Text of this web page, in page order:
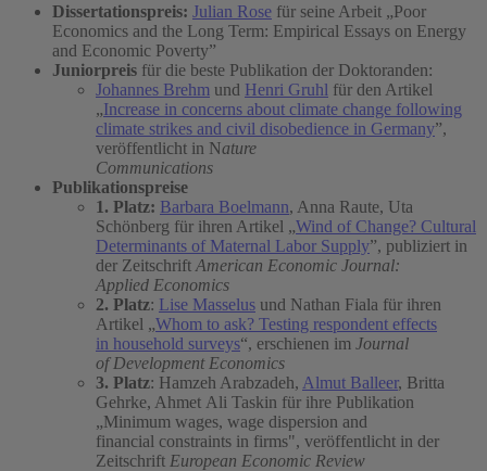
Dissertationspreis: Julian Rose für seine Arbeit „Poor
Economics and the Long Term: Empirical Essays on Energy
and Economic Poverty”
Juniorpreis für die beste Publikation der Doktoranden:
Johannes Brehm und Henri Gruhl für den Artikel
„Increase in concerns about climate change following
climate strikes and civil disobedience in Germany”,
veröffentlicht in Nature
Communications
Publikationspreise
1. Platz: Barbara Boelmann, Anna Raute, Uta
Schönberg für ihren Artikel „Wind of Change? Cultural
Determinants of Maternal Labor Supply”, publiziert in
der Zeitschrift American Economic Journal:
Applied Economics
2. Platz: Lise Masselus und Nathan Fiala für ihren
Artikel „Whom to ask? Testing respondent effects
in household surveys“, erschienen im Journal
of Development Economics
3. Platz: Hamzeh Arabzadeh, Almut Balleer, Britta
Gehrke, Ahmet Ali Taskin für ihre Publikation
„Minimum wages, wage dispersion and
financial constraints in firms", veröffentlicht in der
Zeitschrift European Economic Review